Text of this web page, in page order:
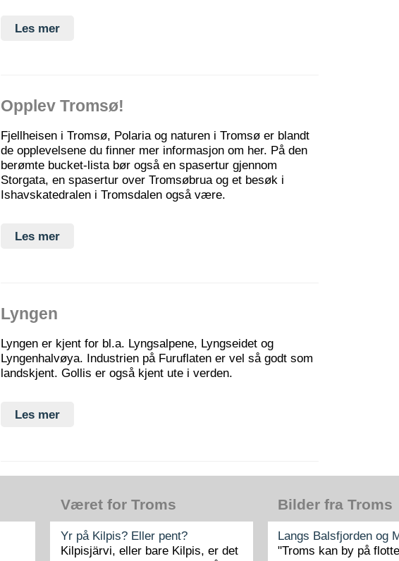
Les mer
Opplev Tromsø!
Fjellheisen i Tromsø, Polaria og naturen i Tromsø er blandt
de opplevelsene du finner mer informasjon om her. På den
berømte bucket-lista bør også en spasertur gjennom
Storgata, en spasertur over Tromsøbrua og et besøk i
Ishavskatedralen i Tromsdalen også være.
Les mer
Lyngen
Lyngen er kjent for bl.a. Lyngsalpene, Lyngseidet og
Lyngenhalvøya. Industrien på Furuflaten er vel så godt som
landskjent. Gollis er også kjent ute i verden.
Les mer
Været for Troms
Yr på Kilpis? Eller pent?
Kilpisjärvi, eller bare Kilpis, er det
Bilder fra Troms
Langs Balsfjorden og
"Troms kan by på flotte